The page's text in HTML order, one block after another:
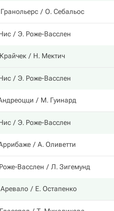
О. Себальос
Э. Роже-Васслен
Н. Мектич
Э. Роже-Васслен
М. Гуинард
Э. Роже-Васслен
А. Оливетти
Васслен Л. Зигемунд
Е. Остапенко